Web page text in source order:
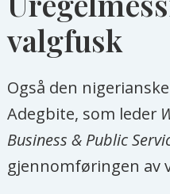
valgfusk
Også den
Adegbite, som leder
Business & Public
gjennomføringen av